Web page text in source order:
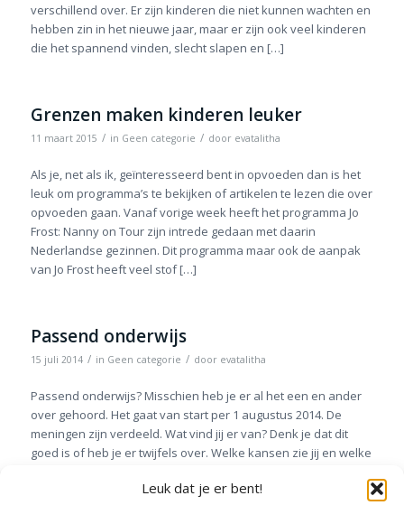
Leuk dat je er bent!
verschillend over. Er zijn kinderen die niet kunnen wachten en
hebben zin in het nieuwe jaar, maar er zijn ook veel kinderen
die het spannend vinden, slecht slapen en […]
Grenzen maken kinderen leuker
11 maart 2015 / in Geen categorie / door evatalitha
Als je, net als ik, geïnteresseerd bent in opvoeden dan is het
leuk om programma’s te bekijken of artikelen te lezen die over
opvoeden gaan. Vanaf vorige week heeft het programma Jo
Frost: Nanny on Tour zijn intrede gedaan met daarin
Nederlandse gezinnen. Dit programma maar ook de aanpak
van Jo Frost heeft veel stof […]
Passend onderwijs
15 juli 2014 / in Geen categorie / door evatalitha
Passend onderwijs? Misschien heb je er al het een en ander
over gehoord. Het gaat van start per 1 augustus 2014. De
meningen zijn verdeeld. Wat vind jij er van? Denk je dat dit
goed is of heb je er twijfels over. Welke kansen zie jij en welke